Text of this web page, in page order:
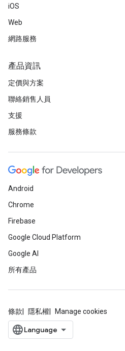
iOS
Web
網路服務
產品資訊
定價與方案
聯絡銷售人員
支援
服務條款
Android
Chrome
Firebase
Google Cloud Platform
Google AI
所有產品
條款 隱私權 Manage cookies